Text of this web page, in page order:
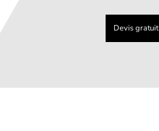
Devis gratuit